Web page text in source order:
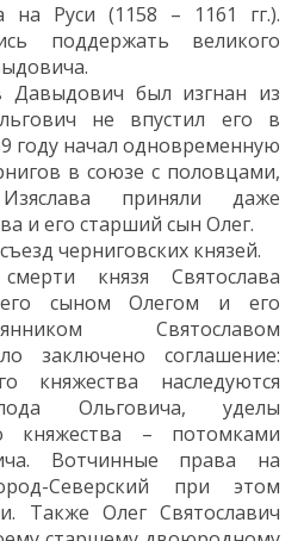
на Руси (1158 – 1161 гг.).
поддержать великого
Давыдович был изгнан из
не впустил его в
году начал одновременную
в союзе с половцами,
приняли даже
и его старший сын Олег.
съезд черниговских князей.
князя Святослава
сыном Олегом иего
Святославом
заключено соглашение:
княжества наследуются
Ольговича, уделы
княжества
– потомками
Вотчинные права на
Северский при этом
Также Олег Святославич